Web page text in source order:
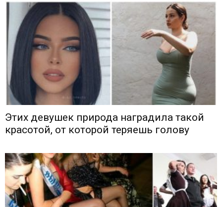
Этих девушек природа наградила такой
красотой, от которой теряешь голову